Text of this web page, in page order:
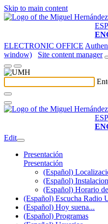
Skip to main content
ELECTRONIC OFFICE
window)
Site content manager
Edit
Presentación
Presentación
(Español)
(Español)
(Español) Horario
(Español) Escucha Radio
(Español) Hoy suena...
(Español) Programas